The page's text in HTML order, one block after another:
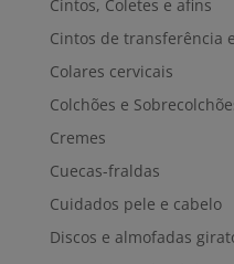
Cintos, Coletes e afins
Cintos de transferência
Colares cervicais
Colchões e
Cremes
Cuecas-fraldas
Cuidados pele e cabelo
Discos e almofadas